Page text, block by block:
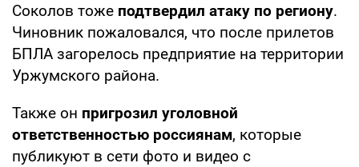
Соколов тоже подтвердил атаку по региону.
Чиновник пожаловался, что после прилетов
БПЛА загорелось предприятие на территории
Уржумского района.
Также он пригрозил уголовной
ответственностью россиянам, которые
публикуют в сети фото и видео с